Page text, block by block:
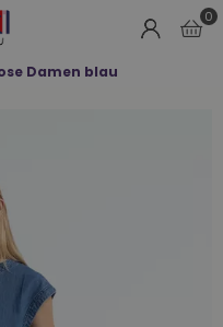
0
Damen blau